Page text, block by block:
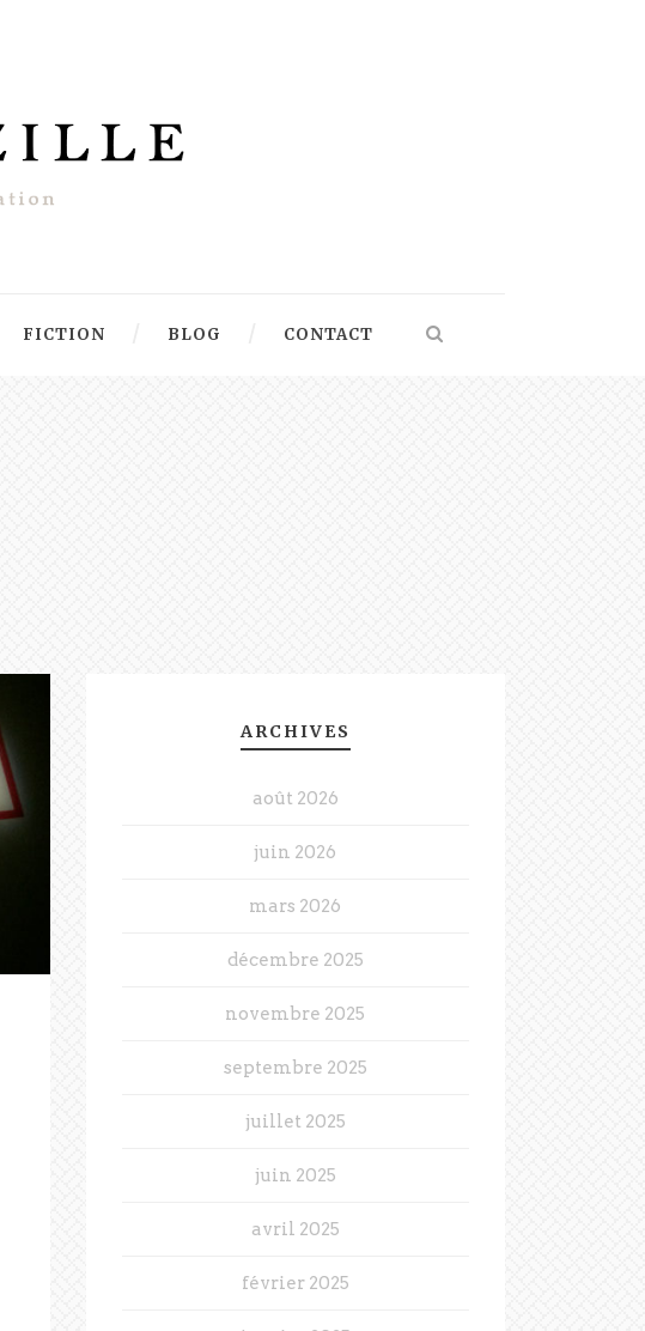
FICTION BLOG CONTACT
ARCHIVES
août 2026
juin 2026
mars 2026
décembre 2025
novembre 2025
septembre 2025
juillet 2025
juin 2025
avril 2025
février 2025